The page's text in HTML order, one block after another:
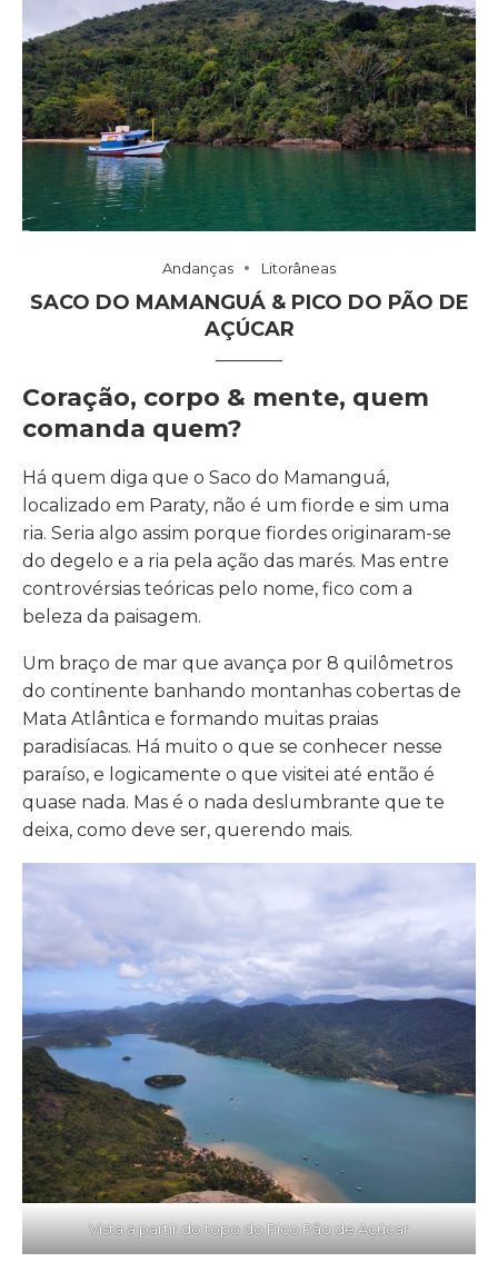
Andanças Litorâneas
SACO DO MAMANGUÁ & PICO DO PÃO DE
AÇÚCAR
Coração, corpo & mente, quem
comanda quem?
Há quem diga que o Saco do Mamanguá,
localizado em Paraty, não é um fiorde e sim uma
ria. Seria algo assim porque fiordes originaram-se
do degelo e a ria pela ação das marés. Mas entre
controvérsias teóricas pelo nome, fico com a
beleza da paisagem.
Um braço de mar que avança por 8 quilômetros
do continente banhando montanhas cobertas de
Mata Atlântica e formando muitas praias
paradisíacas. Há muito o que se conhecer nesse
paraíso, e logicamente o que visitei até então é
quase nada. Mas é o nada deslumbrante que te
deixa, como deve ser, querendo mais.
Vista a partir do topo do Pico Pão de Açúcar